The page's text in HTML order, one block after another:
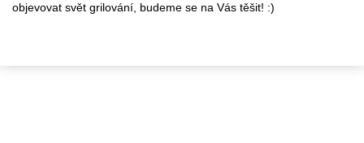
objevovat svět grilování, budeme se na Vás těšit! :)